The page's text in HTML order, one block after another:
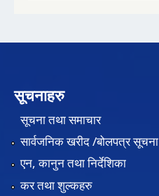
सूचनाहरु
सूचना तथा समाचार
सार्वजनिक खरीद /बोलपत्र सूचना
एन, कानुन तथा निर्देशिका
कर तथा शुल्कहरु